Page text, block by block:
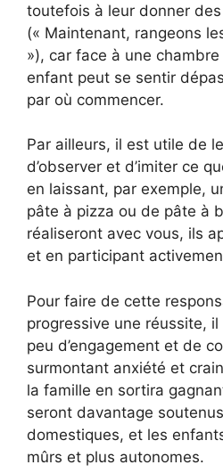
toutefois à leur donner
(« Maintenant, rangeons
»), car face à une
enfant peut se sentir
par où commencer.
Par ailleurs, il est utile de
d’observer et d’imiter ce
en laissant, par exemple,
pâte à pizza ou de pâte à
réaliseront avec vous, ils
et en participant
Pour faire de cette
progressive une réussite, il
peu d’engagement et de
surmontant anxiété et
la famille en sortira
seront davantage
domestiques, et les
mûrs et plus autonomes.